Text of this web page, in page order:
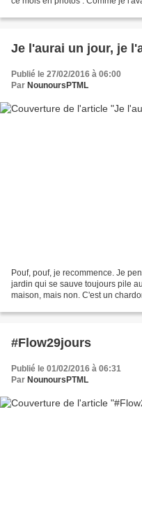
Je l'aurai un jour, je
Publié le 27/02/2016 à 06:00
Par NounoursPTML
Pouf, pouf, je recommence. Je
jardin qui se sauve toujours pile
maison, mais non. C'est un
#Flow29jours
Publié le 01/02/2016 à 06:31
Par NounoursPTML